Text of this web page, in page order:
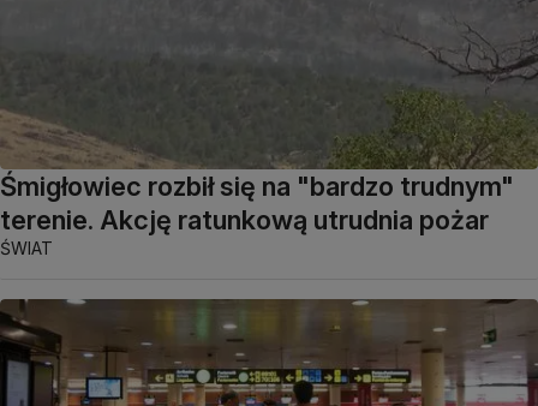
Śmigłowiec rozbił się na "bardzo trudnym"
terenie. Akcję ratunkową utrudnia pożar
ŚWIAT